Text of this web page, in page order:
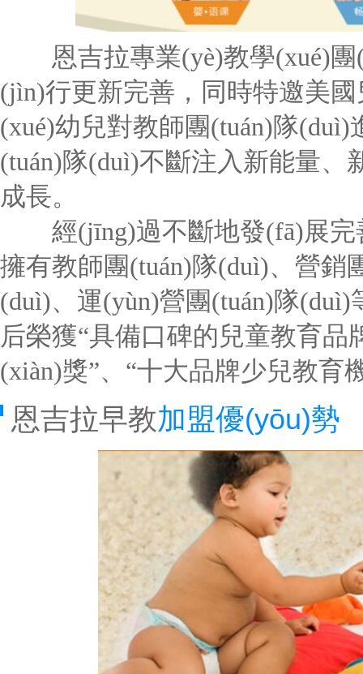
恩吉拉專業(yè)教學(xué)團
(jìn)行更新完善，同時特邀美
(xué)幼兒對教師團(tuán)隊
(tuán)隊(duì)不斷注入新能量
成長。
經(jīng)過不斷地發(fā)展完
擁有教師團(tuán)隊(duì)、營銷
(duì)、運(yùn)營團(tuán)隊
后榮獲“具備口碑的兒童教育品
(xiàn)獎”、“十大品牌少兒教育
恩吉拉早教加盟優(yōu)勢